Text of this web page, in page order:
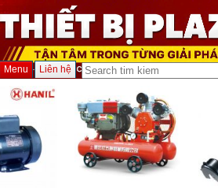
Menu Liên hệ